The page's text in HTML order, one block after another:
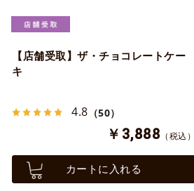
【店舗受取】ザ・チョコレートケー
キ
4.8 （50）
￥3,888 （税込）
カートに入れる